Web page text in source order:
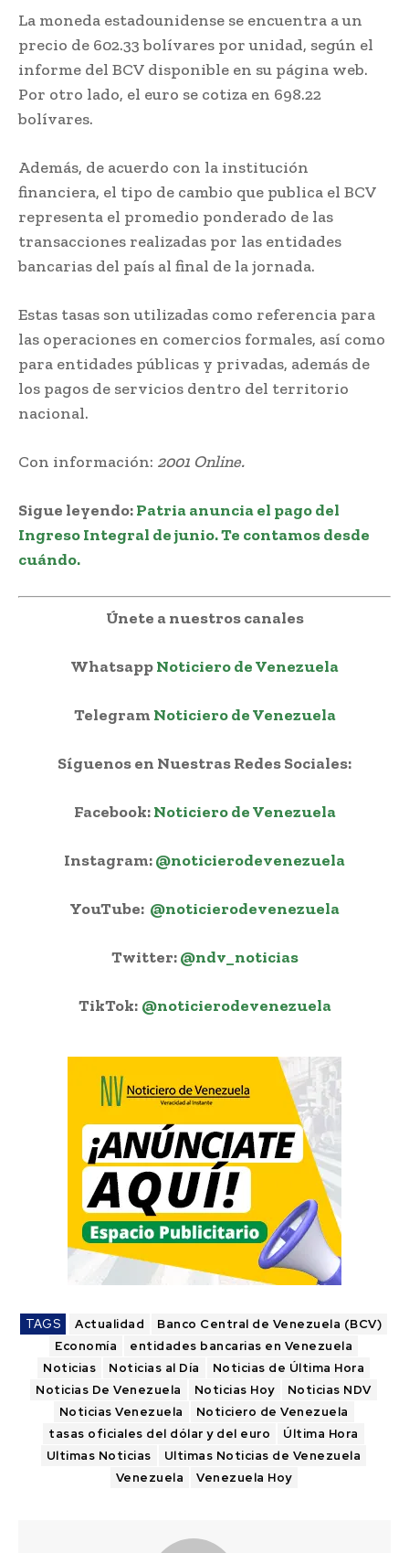
La moneda estadounidense se encuentra a un
precio de 602.33 bolívares por unidad, según el
informe del BCV disponible en su página web.
Por otro lado, el euro se cotiza en 698.22
bolívares.
Además, de acuerdo con la institución
financiera, el tipo de cambio que publica el BCV
representa el promedio ponderado de las
transacciones realizadas por las entidades
bancarias del país al final de la jornada.
Estas tasas son utilizadas como referencia para
las operaciones en comercios formales, así como
para entidades públicas y privadas, además de
los pagos de servicios dentro del territorio
nacional.
Con información: 2001 Online.
Sigue leyendo:Patria anuncia el pago del
Ingreso Integral de junio. Te contamos desde
cuándo.
Únete a nuestros canales
WhatsappNoticiero de Venezuela
Telegram Noticiero de Venezuela
Síguenos en Nuestras Redes Sociales:
Facebook:Noticiero de Venezuela
Instagram:@noticierodevenezuela
YouTube: @noticierodevenezuela
Twitter:@ndv_noticias
TikTok: @noticierodevenezuela
TAGS Actualidad
Banco Central de Venezuela (BCV)
Economía
entidades bancarias en Venezuela
Noticias
Noticias al Día
Noticias de Última Hora
Noticias De Venezuela
Noticias Hoy
Noticias NDV
Noticias Venezuela
Noticiero de Venezuela
tasas oficiales del dólar y del euro
Última Hora
Ultimas Noticias
Ultimas Noticias de Venezuela
Venezuela
Venezuela Hoy